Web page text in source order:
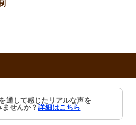
通して感じたリアルな声を
ませんか？詳細はこちら